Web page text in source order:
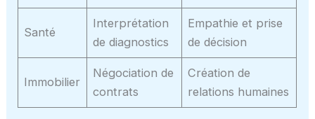
Santé
Interprétation
de diagnostics
Empathie et prise
de décision
Immobilier
Négociation de
contrats
Création de
relations humaines